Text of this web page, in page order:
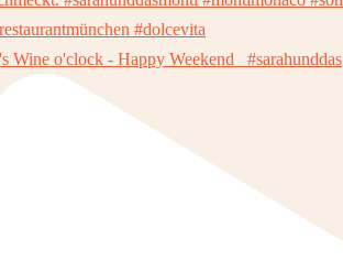
Wine o'clock - Happy Weekend ⁠ ⁠ #sarahunddas